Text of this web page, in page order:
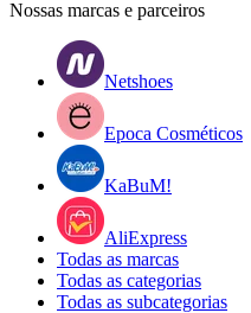
Nossas marcas e parceiros
Netshoes
Epoca Cosméticos
KaBuM!
AliExpress
Todas as marcas
Todas as categorias
Todas as subcategorias